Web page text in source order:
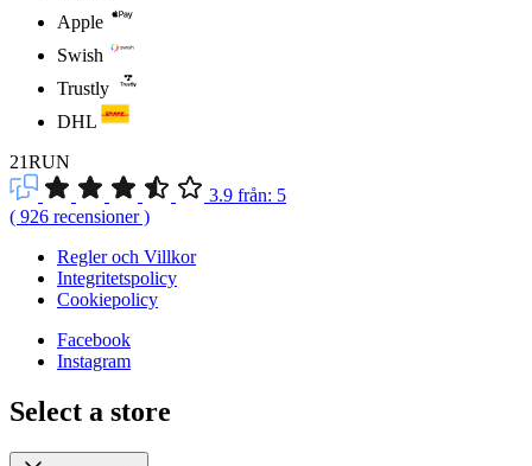
Apple
Swish
Trustly
DHL
21RUN
3.9 från: 5
( 926 recensioner)
Regler och Villkor
Integritetspolicy
Cookiepolicy
Facebook
Instagram
Select a store